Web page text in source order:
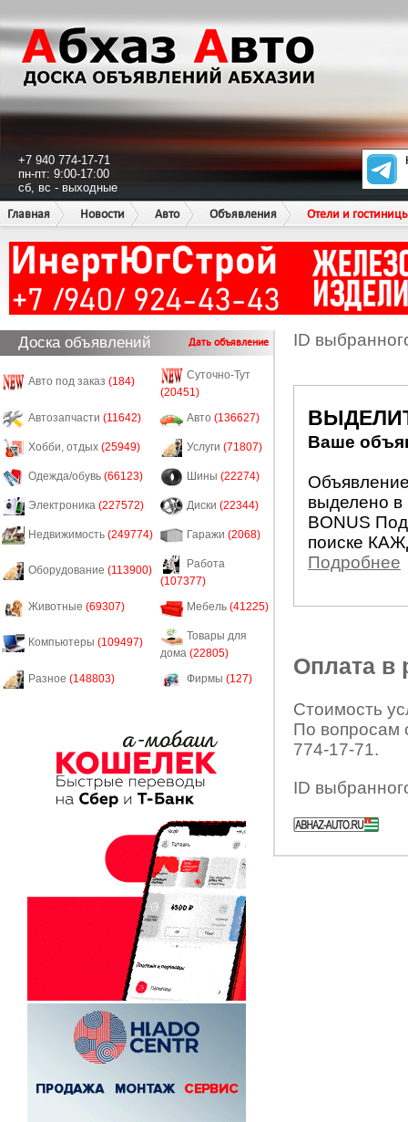
+7 940 774-17-71
пн-пт: 9:00-17:00
сб, вс - выходные
Главная
Новости Авто Объявления Отели и
Доска объявлений Дать объявление
Авто под заказ (184)
Суточно-Тут
(20451)
Автозапчасти (11642) Авто (136627)
Хобби, отдых (25949) Услуги (71807)
Одежда/обувь (66123) Шины (22274)
Электроника (227572) Диски (22344)
Недвижимость (249774) Гаражи (2068)
Оборудование (113900)
Работа
(107377)
Животные (69307) Мебель (41225)
Компьютеры (109497)
Товары для
дома (22805)
Разное (148803) Фирмы (127)
ID
Ваше
выделено в
BONUS
поиске
Подробнее
Оплата в
Стоимость
По вопросам
774-17-71.
ID